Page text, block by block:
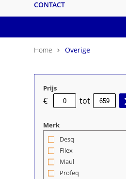
CONTACT
Home Overige
Prijs
€ tot
Merk
Desq
Filex
Maul
Profeq